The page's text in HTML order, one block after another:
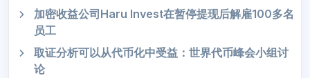
加密收益公司Haru Invest在暂停提现后解雇100多名
员工
取证分析可以从代币化中受益：世界代币峰会小组讨
论